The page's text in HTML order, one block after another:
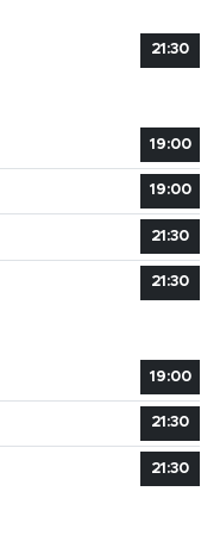
21:30
19:00
19:00
21:30
21:30
19:00
21:30
21:30